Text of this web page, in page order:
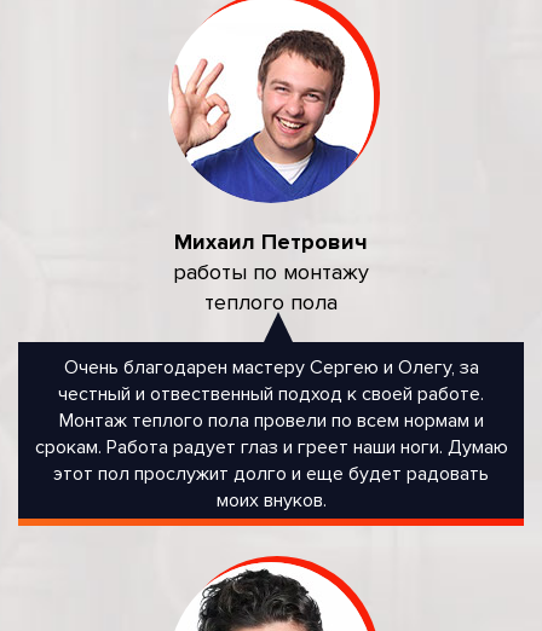
Михаил Петрович
работы по монтажу
теплого пола
Очень благодарен мастеру Сергею и Олегу, за
честный и отвественный подход к своей работе.
Монтаж теплого пола провели по всем нормам и
срокам. Работа радует глаз и греет наши ноги. Думаю
этот пол прослужит долго и еще будет радовать
моих внуков.